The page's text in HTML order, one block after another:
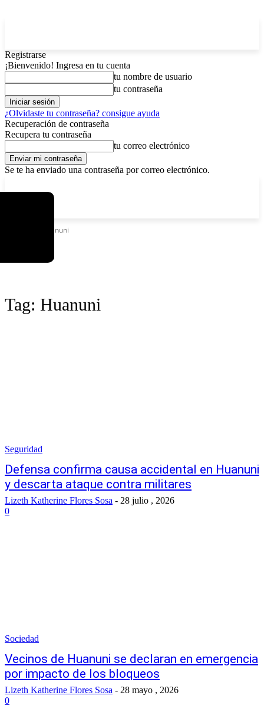
Registrarse
¡Bienvenido! Ingresa en tu cuenta
tu nombre de usuario
tu contraseña
¿Olvidaste tu contraseña? consigue ayuda
Recuperación de contraseña
Recupera tu contraseña
tu correo electrónico
Se te ha enviado una contraseña por correo electrónico.
Huanuni
Tag: Huanuni
Seguridad
Defensa confirma causa accidental en Huanuni
y descarta ataque contra militares
Lizeth Katherine Flores Sosa - 28 julio , 2026
0
Sociedad
Vecinos de Huanuni se declaran en emergencia
por impacto de los bloqueos
Lizeth Katherine Flores Sosa - 28 mayo , 2026
0